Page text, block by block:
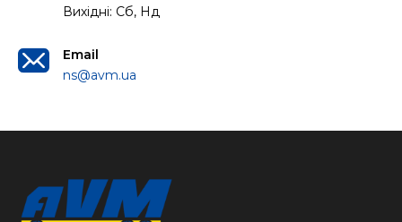
Вихідні: Сб, Нд
Email
ns@avm.ua